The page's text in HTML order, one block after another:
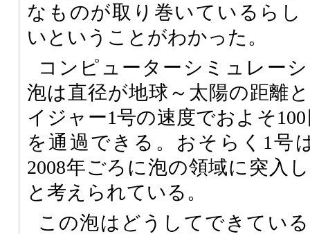
なものが取り巻いているらし
いということがわかった。
コンピューターシミュレー
泡は直径が地球～太陽の距離
イジャー1号の速度でおよそ
を通過できる。おそらく1号
2008年ごろに泡の領域に突入
と考えられている。
この泡はどうしてできてい